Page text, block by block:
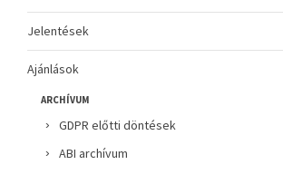
Jelentések
Ajánlások
ARCHÍVUM
GDPR előtti döntések
ABI archívum